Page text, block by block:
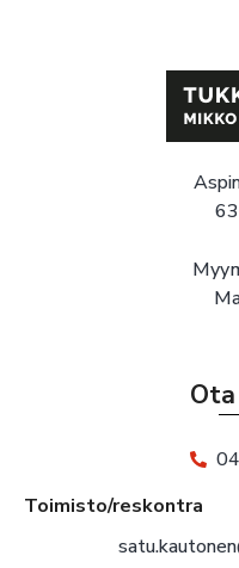
Toimisto/reskontra